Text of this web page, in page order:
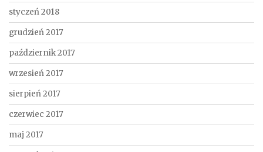
styczeń 2018
grudzień 2017
październik 2017
wrzesień 2017
sierpień 2017
czerwiec 2017
maj 2017